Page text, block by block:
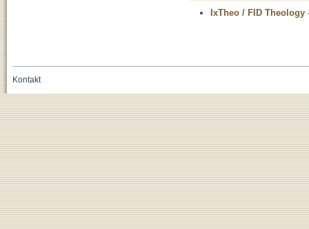
IxTheo / FID Theology
Kontakt